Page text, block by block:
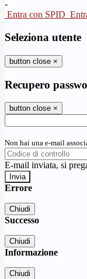
-
Entra con SPID
Seleziona utente
button close ×
Recupero
button close ×
Non hai una e-mail
E-mail inviata, si
Errore
Chiudi
Successo
Chiudi
Informazione
Chiudi